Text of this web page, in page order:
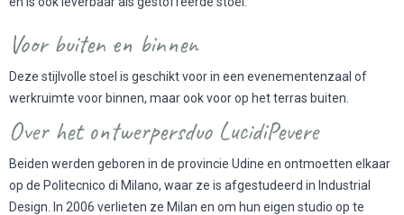
Voor buiten en binnen
Deze stijlvolle stoel is geschikt voor in een evenementenzaal of
werkruimte voor binnen, maar ook voor op het terras buiten.
Over het ontwerpersduo LucidiPevere
Beiden werden geboren in de provincie Udine en ontmoetten elkaar
op de Politecnico di Milano, waar ze is afgestudeerd in Industrial
Design. In 2006 verlieten ze Milan en om hun eigen studio op te